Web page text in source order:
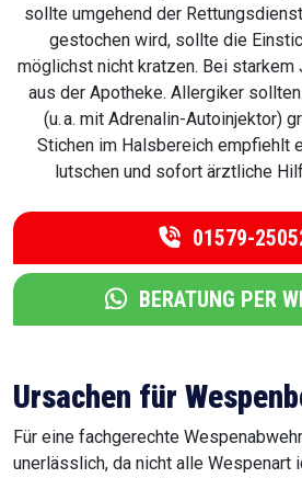
sollte umgehend der
gestochen wird, sollte die
möglichst nicht kratzen. Bei starkem
aus der Apotheke. Allergiker
(u. a. mit Adrenalin-Autoinjektor)
Stichen im Halsbereich empfiehlt
lutschen und sofort ärztliche
01579-
BERATUNG PER
Ursachen für
Für eine fachgerechte
unerlässlich, da nicht alle Wespenart